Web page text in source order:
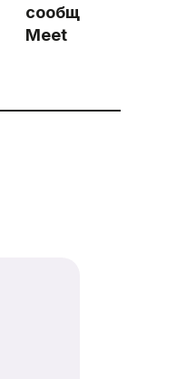
сообщили о сбоях
Meet